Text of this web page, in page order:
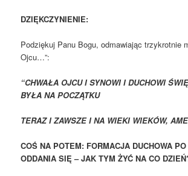
DZIĘKCZYNIENIE:
Podziękuj Panu Bogu, odmawiając trzykrotnie
Ojcu…”:
“CHWAŁA OJCU I SYNOWI I DUCHOWI
BYŁA NA POCZĄTKU
TERAZ I ZAWSZE I NA WIEKI WIEKÓW,
COŚ NA POTEM: FORMACJA DUCHOWA
ODDANIA SIĘ – JAK TYM ŻYĆ NA CO